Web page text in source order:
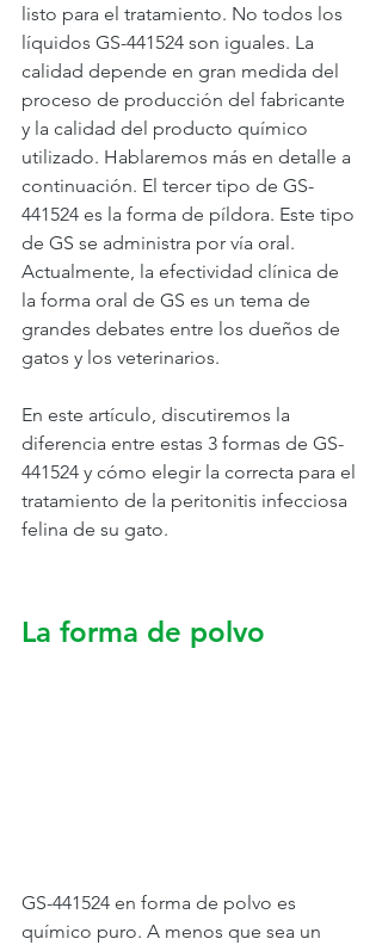
listo para el tratamiento. No todos los
líquidos GS-441524 son iguales. La
calidad depende en gran medida del
proceso de producción del fabricante
y la calidad del producto químico
utilizado. Hablaremos más en detalle a
continuación. El tercer tipo de GS-
441524 es la forma de píldora. Este tipo
de GS se administra por vía oral.
Actualmente, la efectividad clínica de
la forma oral de GS es un tema de
grandes debates entre los dueños de
gatos y los veterinarios.
En este artículo, discutiremos la
diferencia entre estas 3 formas de GS-
441524 y cómo elegir la correcta para el
tratamiento de la peritonitis infecciosa
felina de su gato.
La forma de polvo
GS-441524 en forma de polvo es
químico puro. A menos que sea un